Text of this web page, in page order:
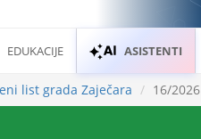
EDUKACIJE ASISTENTI
list grada Zaječara 16/2026